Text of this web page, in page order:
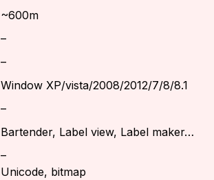
~600m
–
–
Window XP/vista/2008/2012/7/8/8.1
–
Bartender, Label view, Label maker…
–
Unicode, bitmap